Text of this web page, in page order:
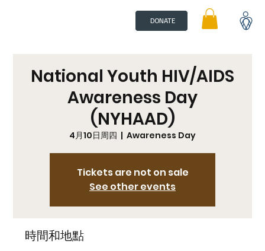
DONATE
National Youth HIV/AIDS
Awareness Day
(NYHAAD)
4月10日周四
  |
Awareness Day
Tickets are not on sale
See other events
時間和地點